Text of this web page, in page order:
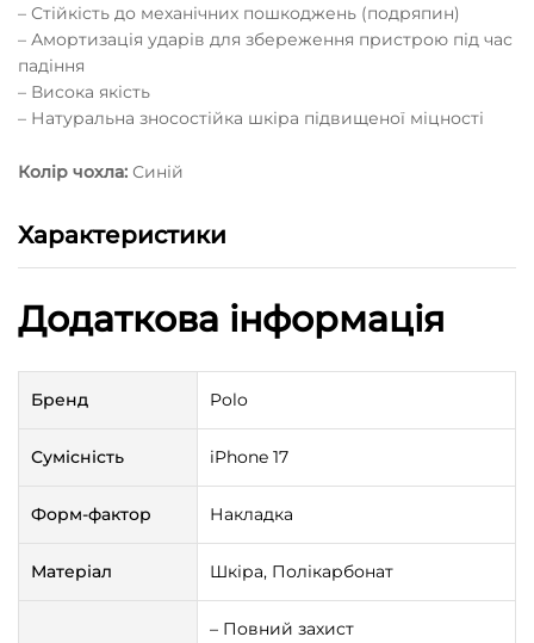
– Стійкість до механічних пошкоджень (подряпин)
– Амортизація ударів для збереження пристрою під час
падіння
– Висока якість
– Натуральна зносостійка шкіра підвищеної міцності
Колір чохла: Синій
Характеристики
Додаткова інформація
Бренд Polo
Сумісність iPhone 17
Форм-фактор Накладка
Матеріал Шкіра, Полікарбонат
– Повний захист